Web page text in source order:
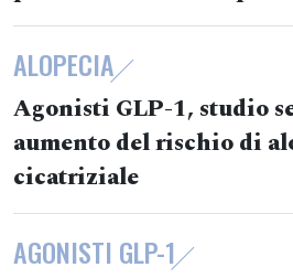
ALOPECIA
Agonisti GLP-1, studio
aumento del rischio di
cicatriziale
AGONISTI GLP-1